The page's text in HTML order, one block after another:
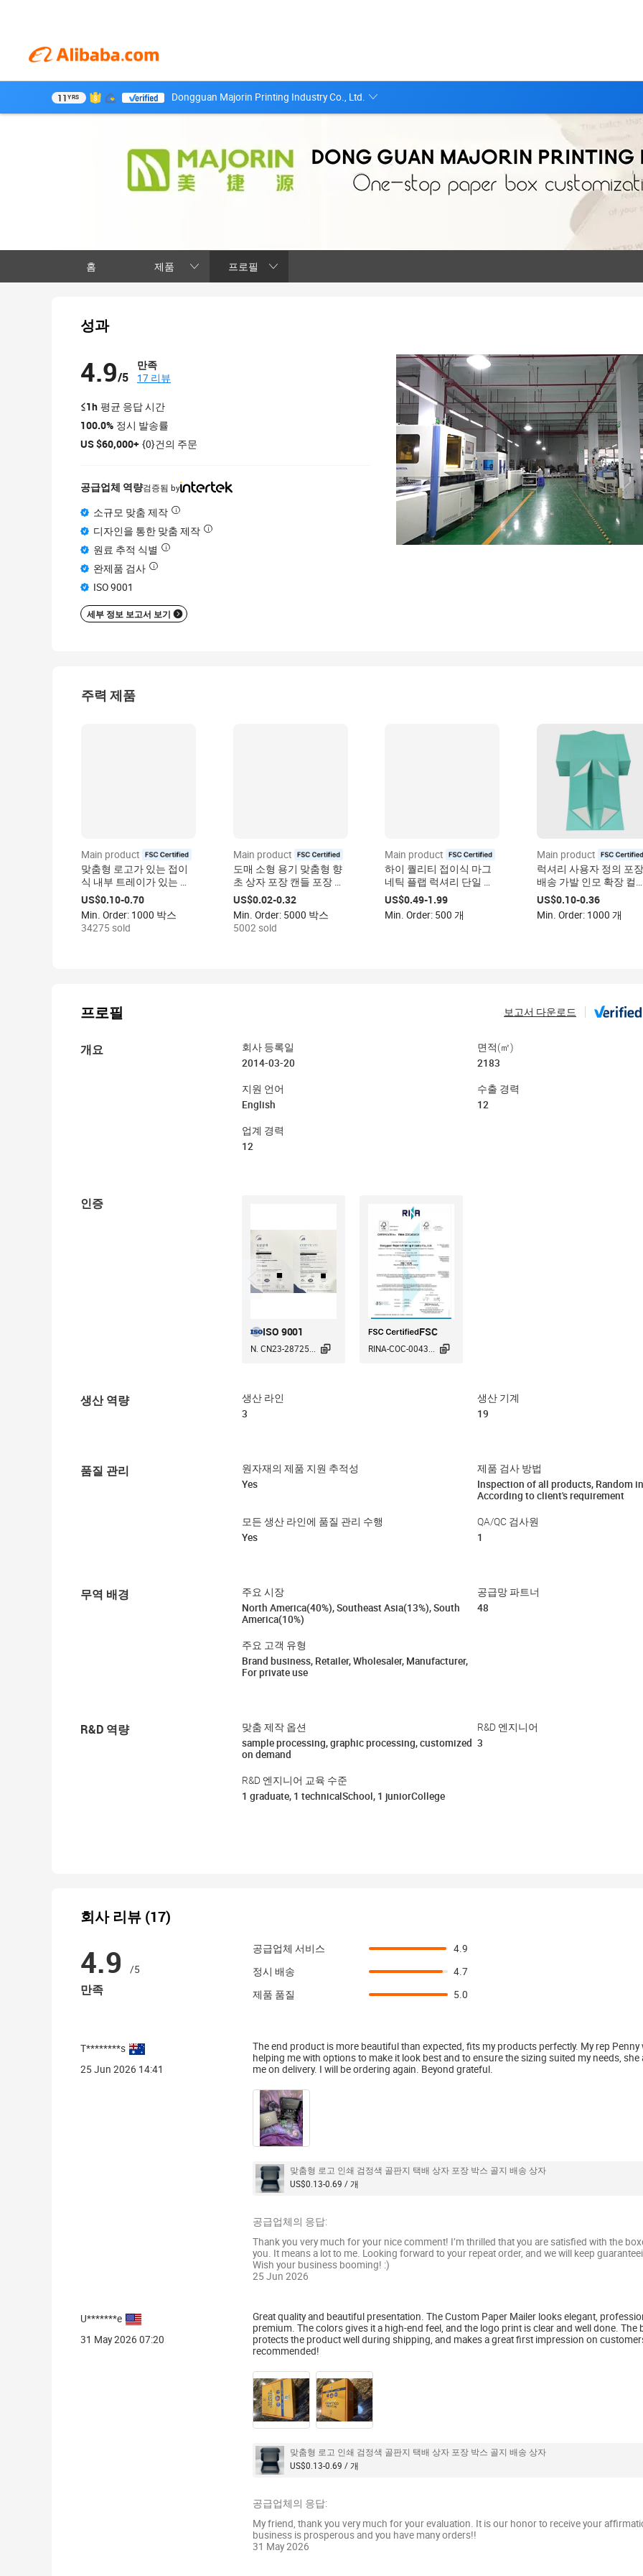
11YRS Dongguan Majorin Printing Industry Co., Ltd.
홈 제품 프로필
성과
4.9/5
만족
17 리뷰
≤1h 평균 응답 시간
100.0% 정시 발송률
US $60,000+ {0}건의 주문
공급업체 역량검증됨 by
소규모 맞춤 제작
디자인을 통한 맞춤 제작
원료 추적 식별
완제품 검사
ISO 9001
세부 정보 보고서 보기
주력 제품
Main product
certified
맞춤형 로고가 있는 접이
식 내부 트레이가 있는 슬
라이딩 서랍식 선물 상자,
화장품 종이 포장 상자
US$0.10-0.70
Min. Order: 1000 박스
34275 sold
Main product
certified
도매 소형 용기 맞춤형 향
초 상자 포장 캔들 포장 상
자 천연 크라프트지 향초
포장 상자
US$0.02-0.32
Min. Order: 5000 박스
5002 sold
Main product
certified
하이 퀄리티 접이식 마그
네틱 플랩 럭셔리 단일 와
인 병 선물 포장 상자 양각
매트 라미네이션 위스키
소다
US$0.49-1.99
Min. Order: 500 개
Main product
certified
럭셔리 사용자 정의 포장
배송 가발 인모 확장 컬렉
션 포장 상자 가발 상자 사
용자 정의 로고 포장 가발
상자
US$0.10-0.36
Min. Order: 1000 개
프로필 보고서 다운로드
개요
회사 등록일
2014-03-20
면적(㎡)
2183
지원 언어
English
수출 경력
12
업계 경력
12
인증
ISO 9001
N. CN23-28725... 
FSC
RINA-COC-0043... 
생산 역량
생산 라인
3
생산 기계
19
품질 관리
원자재의 제품 지원 추적성
Yes
제품 검사 방법
Inspection of all products, Random
According to client's requirement
모든 생산 라인에 품질 관리 수행
Yes
QA/QC 검사원
1
무역 배경
주요 시장
North America(40%), Southeast Asia(13%), South
America(10%)
공급망 파트너
48
주요 고객 유형
Brand business, Retailer, Wholesaler, Manufacturer,
For private use
R&D 역량
맞춤 제작 옵션
sample processing, graphic processing, customized
on demand
R&D 엔지니어
3
R&D 엔지니어 교육 수준
1 graduate, 1 technicalSchool, 1 juniorCollege
회사 리뷰 (17)
4.9 /5
만족
공급업체 서비스
4.9
정시 배송
4.7
제품 품질
5.0
T********s
25 Jun 2026 14:41
The end product is more beautiful than expected, fits my products perfectly. My rep Penny
helping me with options to make it look best and to ensure the sizing suited my needs, she
me on delivery. I will be ordering again. Beyond grateful.
맞춤형 로고 인쇄 검정색 골판지 택배 상자 포장 박스 골지 배송 상자
US$0.13-0.69 / 개
공급업체의 응답:
Thank you very much for your nice comment! I’m thrilled that you are satisfied with the
you. It means a lot to me. Looking forward to your repeat order, and we will keep
Wish your business booming! :)
25 Jun 2026
U*******e
31 May 2026 07:20
Great quality and beautiful presentation. The Custom Paper Mailer looks elegant,
premium. The colors gives it a high-end feel, and the logo print is clear and well done. The
protects the product well during shipping, and makes a great first impression on
recommended!
맞춤형 로고 인쇄 검정색 골판지 택배 상자 포장 박스 골지 배송 상자
US$0.13-0.69 / 개
공급업체의 응답:
My friend, thank you very much for your evaluation. It is our honor to receive your
business is prosperous and you have many orders!!
31 May 2026